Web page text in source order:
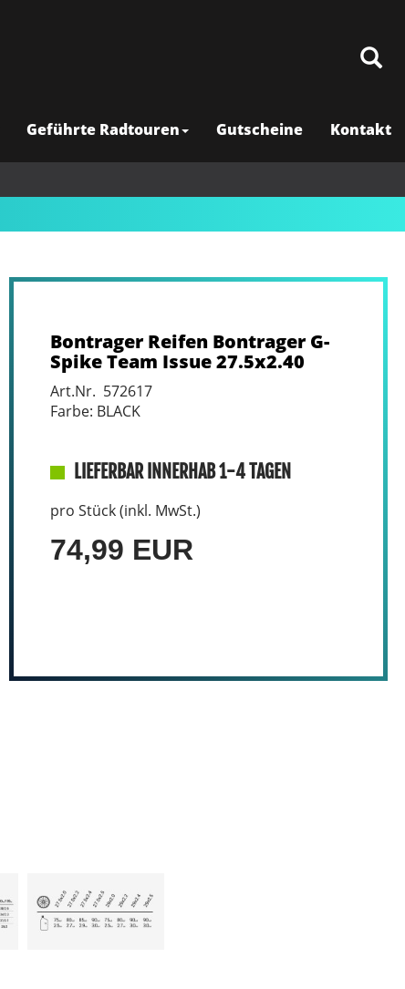
Geführte Radtouren Gutscheine Kontakt
Bontrager Reifen Bontrager G-
Spike Team Issue 27.5x2.40
Art.Nr. 572617
Farbe: BLACK
LIEFERBAR INNERHAB 1-4 TAGEN
pro Stück (inkl. MwSt.)
74,99 EUR